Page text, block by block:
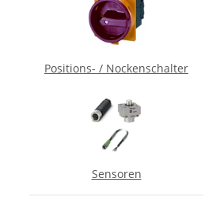
Positions- / Nockenschalter
Sensoren